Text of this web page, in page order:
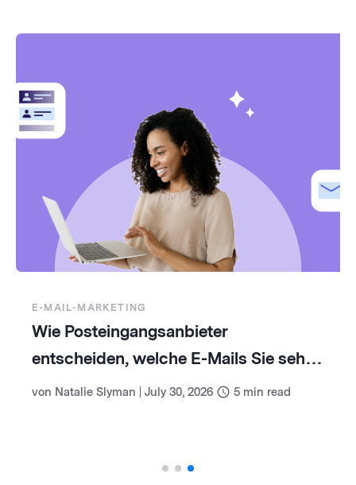
E-MAIL-MARKETING
Wie Posteingangsanbieter
entscheiden, welche E-Mails Sie sehen
(und wie Sie damit umgehen)
von Natalie Slyman July 30, 2026 5 min read